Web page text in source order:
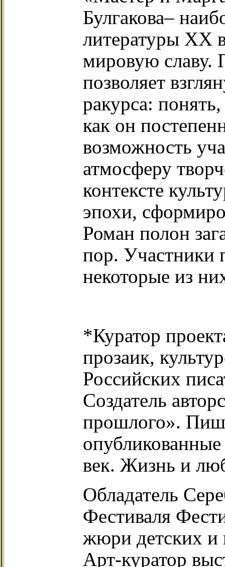
Булгакова–
литературы ХХ
мировую славу.
позволяет
ракурса:
как он
возможность
атмосферу
контексте
эпохи,
Роман полон
пор. Участники
некоторые из
*Куратор
прозаик,
Российских
Создатель
прошлого».
век. Жизнь и
Обладатель
Фестиваля
жюри детских и
Арт-куратор